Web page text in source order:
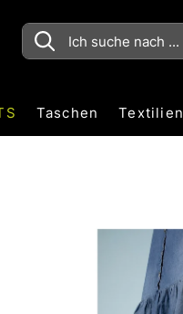
Taschen Textilien